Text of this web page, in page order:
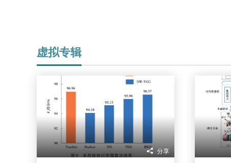
虚拟专辑
分享